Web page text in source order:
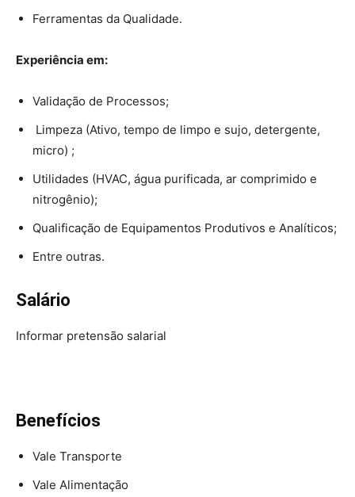
Ferramentas da Qualidade.
Experiência em:
Validação de Processos;
Limpeza (Ativo, tempo de limpo e sujo, detergente,
micro) ;
Utilidades (HVAC, água purificada, ar comprimido e
nitrogênio);
Qualificação de Equipamentos Produtivos e Analíticos;
Entre outras.
Salário
Informar pretensão salarial
Benefícios
Vale Transporte
Vale Alimentação